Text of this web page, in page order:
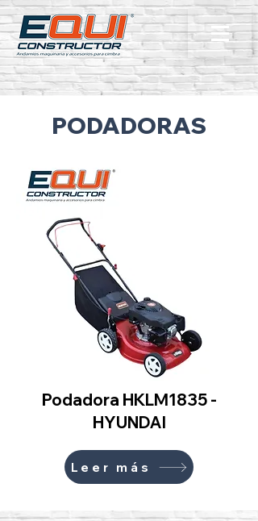
PODADORAS
Podadora HKLM1835 -
HYUNDAI
Leer más